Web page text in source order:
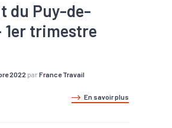
du Puy-de-
1er trimestre
2022 par France Travail
En savoir plus